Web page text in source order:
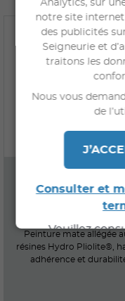
Peinture mate allégée
résines Hydro Pliolite®,
adhérence et
Analytics, sur
notre site
des publicités
Seigneurie et
traitons les
Nous vous
de
Consulter et
Veuillez